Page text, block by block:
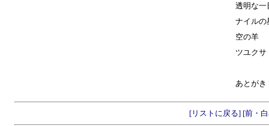
透明な一
ナイルの
空の羊
ツユクサ
あとがき
[リストに戻る][前・